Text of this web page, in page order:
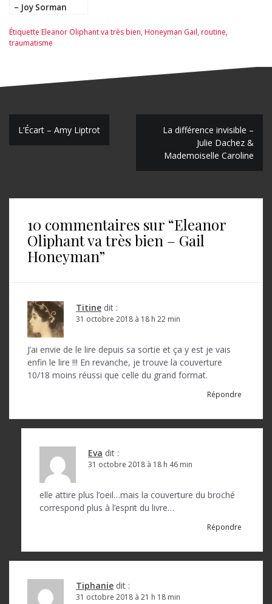
– Joy Sorman
Étiquette Eleanor Oliphant va très bien,Honeyman Gail,routine,
traumatisme
N
i
a
L’Écart – Amy Liptrot
La différence invisible –
Julie Dachez &
Mademoiselle Caroline
10 commentaires sur “Eleanor
Oliphant va très bien – Gail
Honeyman”
Titine dit :
31 octobre 2018 à 18 h 22 min
J’ai envie de le lire depuis sa sortie et ça y est je vais
enfin le lire !!! En revanche, je trouve la couverture
10/18 moins réussi que celle du grand format.
Répondre
Eva dit :
31 octobre 2018 à 18 h 46 min
elle attire plus l’oeil…mais la couverture du broché
correspond plus à l’esprit du livre…
Répondre
Tiphanie dit :
31 octobre 2018 à 21 h 18 min